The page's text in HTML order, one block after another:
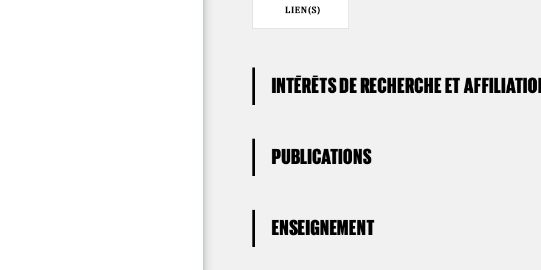
LIEN(S)
INTÉRÊTS DE RECHERCHE ET
PUBLICATIONS
ENSEIGNEMENT